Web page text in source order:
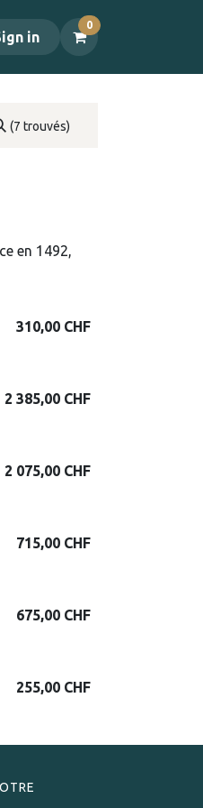
in
0
(7 trouvés)
en 1492,
310,00 CHF
2 385,00 CHF
2 075,00 CHF
715,00 CHF
675,00 CHF
255,00 CHF